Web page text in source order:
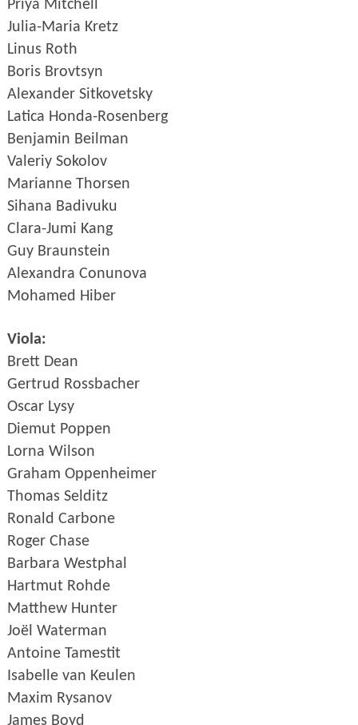
Priya Mitchell
Julia-Maria Kretz
Linus Roth
Boris Brovtsyn
Alexander Sitkovetsky
Latica Honda-Rosenberg
Benjamin Beilman
Valeriy Sokolov
Marianne Thorsen
Sihana Badivuku
Clara-Jumi Kang
Guy Braunstein
Alexandra Conunova
Mohamed Hiber
Viola:
Brett Dean
Gertrud Rossbacher
Oscar Lysy
Diemut Poppen
Lorna Wilson
Graham Oppenheimer
Thomas Selditz
Ronald Carbone
Roger Chase
Barbara Westphal
Hartmut Rohde
Matthew Hunter
Joël Waterman
Antoine Tamestit
Isabelle van Keulen
Maxim Rysanov
James Boyd